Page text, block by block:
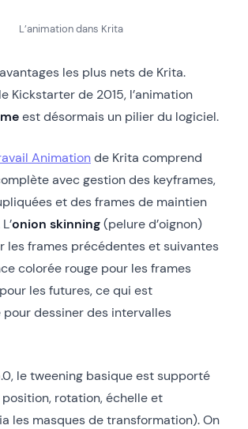
L’animation dans Krita
avantages les plus nets de Krita.
Kickstarter de 2015, l’animation
est désormais un pilier du logiciel.
Animationde Krita comprend
avec gestion des keyframes,
et des frames de maintien
onion skinning(pelure d’oignon)
les frames précédentes et suivantes
colorée rouge pour les frames
les futures, ce qui est
dessiner des intervalles
le tweening basique est supporté
rotation, échelle et
les masques de transformation). On